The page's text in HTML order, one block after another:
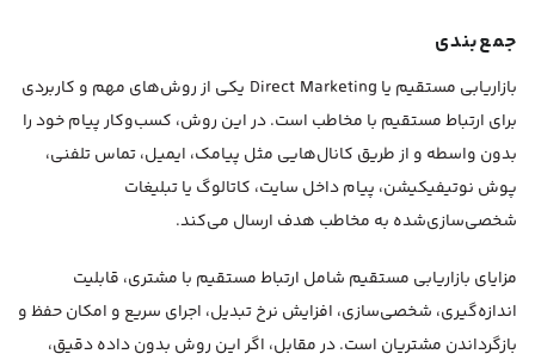
جمع‌بندی
بازاریابی مستقیم یا Direct Marketing یکی از روش‌های مهم و کاربردی
برای ارتباط مستقیم با مخاطب است. در این روش، کسب‌وکار پیام خود را
بدون واسطه و از طریق کانال‌هایی مثل پیامک، ایمیل، تماس تلفنی،
پوش نوتیفیکیشن، پیام داخل سایت، کاتالوگ یا تبلیغات
شخصی‌سازی‌شده به مخاطب هدف ارسال می‌کند.
مزایای بازاریابی مستقیم شامل ارتباط مستقیم با مشتری، قابلیت
اندازه‌گیری، شخصی‌سازی، افزایش نرخ تبدیل، اجرای سریع و امکان حفظ و
بازگرداندن مشتریان است. در مقابل، اگر این روش بدون داده دقیق،